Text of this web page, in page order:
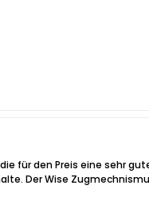
für den Preis eine sehr
Der Wise